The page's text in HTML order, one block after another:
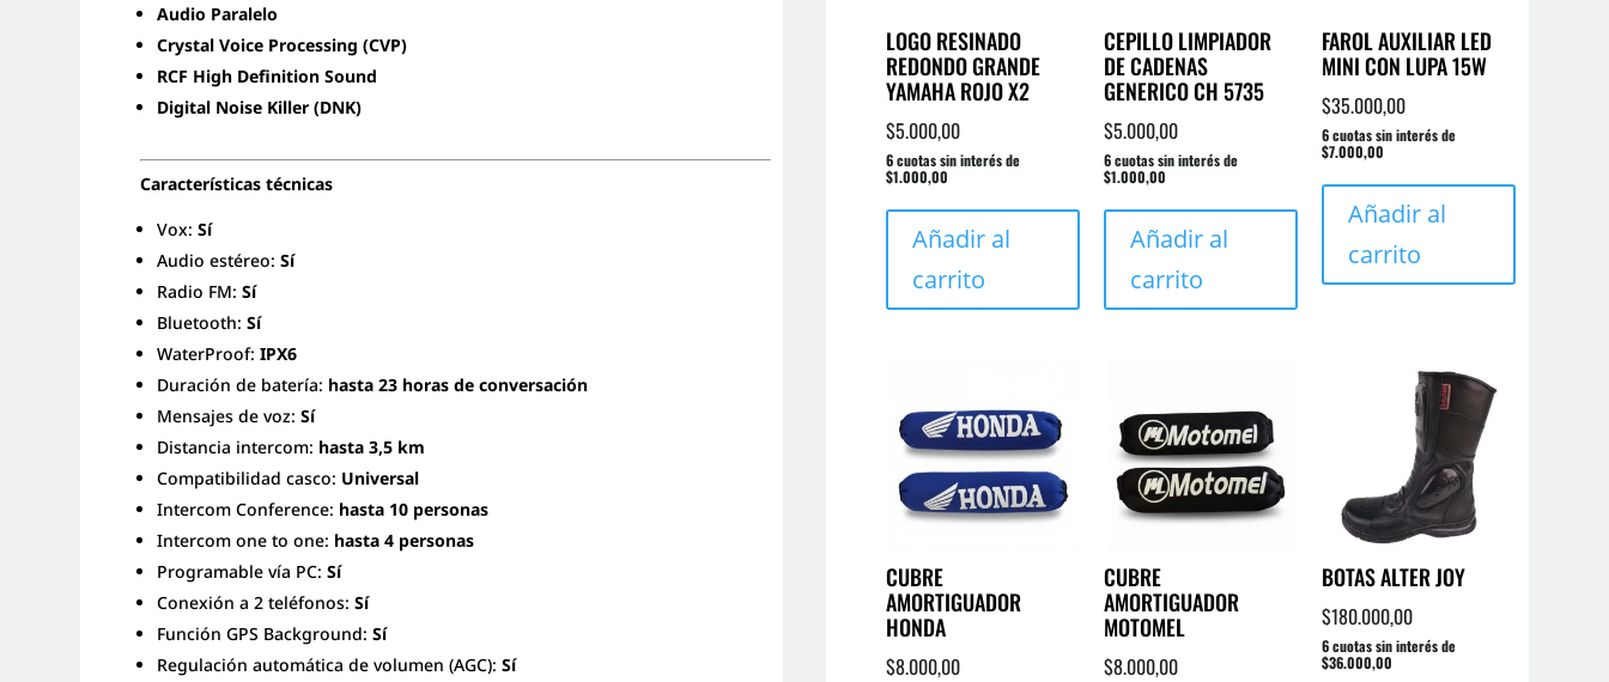
Audio Paralelo
Crystal Voice Processing (CVP)
RCF High Definition Sound
Digital Noise Killer (DNK)
Características técnicas
Vox:Sí
Audio estéreo:Sí
Radio FM:Sí
Bluetooth:Sí
WaterProof:IPX6
Duración de batería: hasta 23 horas de conversación
Mensajes de voz:Sí
Distancia intercom: hasta 3,5 km
Compatibilidad casco: Universal
Intercom Conference: hasta 10 personas
Intercom one to one: hasta 4 personas
Programable vía PC:Sí
Conexión a 2 teléfonos:Sí
Función GPS Background:Sí
Regulación automática de volumen (AGC):Sí
LOGO RESINADO
REDONDO GRANDE
YAMAHA ROJO X2
$5.000,00
6 cuotas sin interés de
$1.000,00
Añadir al
carrito
CEPILLO LIMPIADOR
DE CADENAS
GENERICO CH 5735
$5.000,00
6 cuotas sin interés de
$1.000,00
Añadir al
carrito
FAROL AUXILIAR LED
MINI CON LUPA 15W
$35.000,00
6 cuotas sin interés de
$7.000,00
Añadir al
carrito
CUBRE
AMORTIGUADOR
HONDA
$8.000,00
CUBRE
AMORTIGUADOR
MOTOMEL
$8.000,00
BOTAS ALTER JOY
$180.000,00
6 cuotas sin interés de
$36.000,00